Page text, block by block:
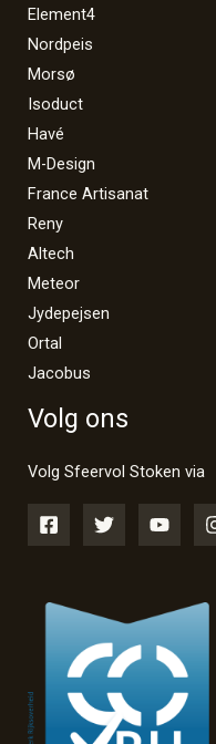
Element4
Nordpeis
Morsø
Isoduct
Havé
M-Design
France Artisanat
Reny
Altech
Meteor
Jydepejsen
Ortal
Jacobus
Volg ons
Volg Sfeervol Stoken via